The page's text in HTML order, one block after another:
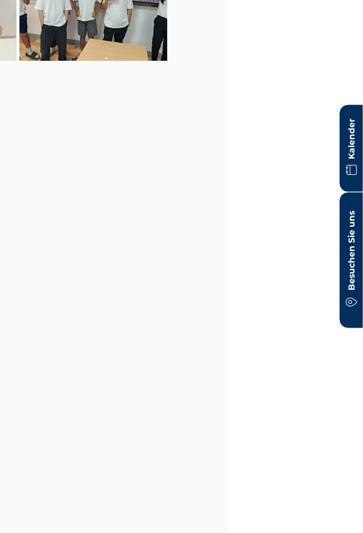
Kalender
Besuchen Sie uns